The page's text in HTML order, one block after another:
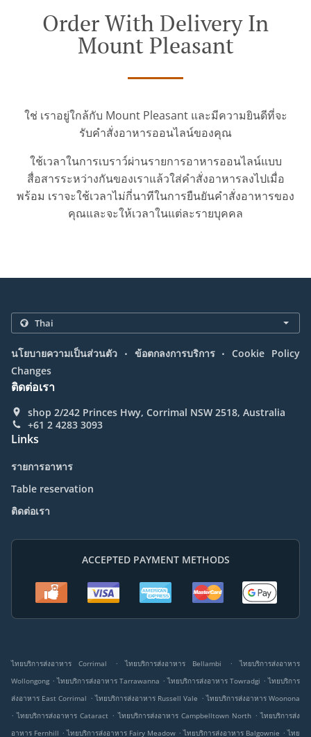
Order With Delivery In
Mount Pleasant
ใช่ เราอยู่ใกล้กับ Mount Pleasant และมีความยินดีที่จะ
รับคำสั่งอาหารออนไลน์ของคุณ
ใช้เวลาในการเบราว์ผ่านรายการอาหารออนไลน์แบบ
สื่อสารระหว่างกันของเราแล้วใส่คำสั่งอาหารลงไปเมื่อ
พร้อม เราจะใช้เวลาไม่กี่นาทีในการยืนยันคำสั่งอาหารของ
คุณและจะให้เวลาในแต่ละรายบุคคล
นโยบายความเป็นส่วนตัว . ข้อตกลงการบริการ . Cookie Policy
Changes
ติดต่อเรา
shop 2/242 Princes Hwy, Corrimal NSW 2518, Australia
+61 2 4283 3093
Links
รายการอาหาร
Table reservation
ติดต่อเรา
ACCEPTED PAYMENT METHODS
ไทยบริการส่งอาหาร Corrimal . ไทยบริการส่งอาหาร Bellambi .
ไทยบริการส่งอาหาร
Wollongong . ไทยบริการส่งอาหาร Tarrawanna . ไทยบริการส่งอาหาร Towradgi . ไทยบริการ
ส่งอาหาร East Corrimal . ไทยบริการส่งอาหาร Russell Vale . ไทยบริการส่งอาหาร Woonona
. ไทยบริการส่งอาหาร Cataract . ไทยบริการส่งอาหาร Campbelltown North . ไทยบริการส่ง
อาหาร Fernhill . ไทยบริการส่งอาหาร Fairy Meadow . ไทยบริการส่งอาหาร Balgownie . ไทย